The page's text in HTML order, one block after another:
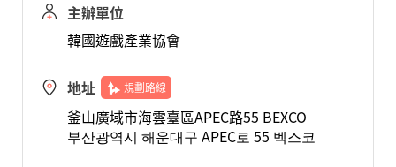
主辦單位
韓國遊戲產業協會
地址 規劃路線
釜山廣域市海雲臺區APEC路55 BEXCO
부산광역시 해운대구 APEC로 55 벡스코